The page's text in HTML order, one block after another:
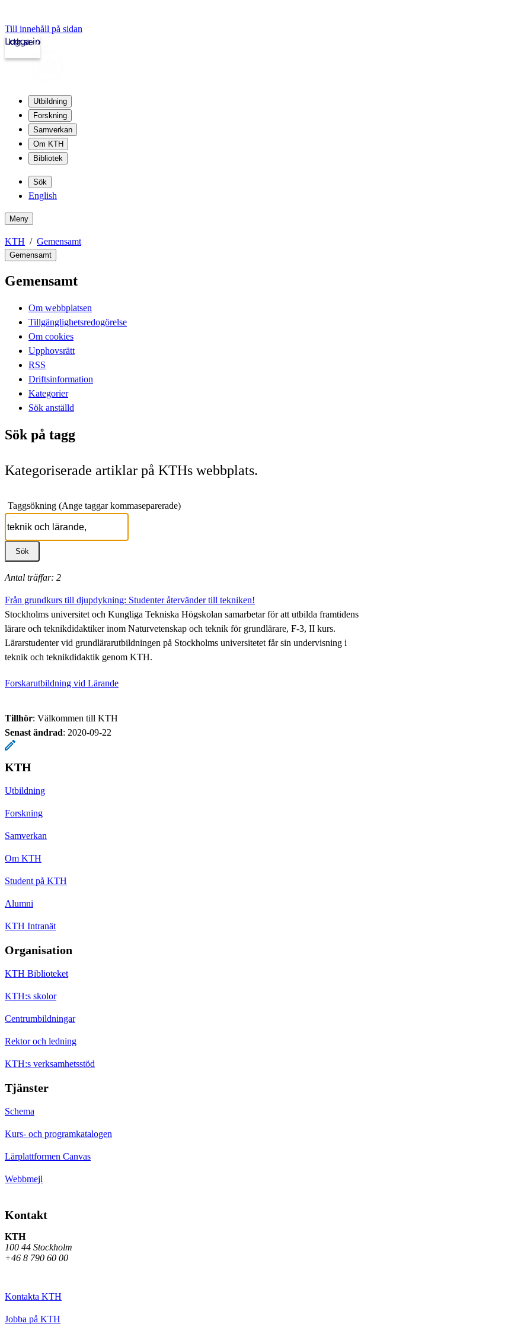
Till innehåll på sidan
kth.se
Logga in
Utbildning
Forskning
Samverkan
Om KTH
Bibliotek
Sök
English
Meny
KTH Gemensamt
Gemensamt
Gemensamt
Om webbplatsen
Tillgänglighetsredogörelse
Om cookies
Upphovsrätt
RSS
Driftsinformation
Kategorier
Sök anställd
Sök på tagg
Kategoriserade artiklar på KTHs webbplats.
Taggsökning (Ange taggar kommaseparerade)
Antal träffar: 2
Från grundkurs till djupdykning: Studenter återvänder till tekniken!
Stockholms universitet och Kungliga Tekniska Högskolan samarbetar för att utbilda framtidens
lärare och teknikdidaktiker inom Naturvetenskap och teknik för grundlärare, F-3, II kurs.
Lärarstudenter vid grundlärarutbildningen på Stockholms universitetet får sin undervisning i
teknik och teknikdidaktik genom KTH.
Forskarutbildning vid Lärande
Tillhör: Välkommen till KTH
Senast ändrad: 2020-09-22
KTH
Utbildning
Forskning
Samverkan
Om KTH
Student på KTH
Alumni
KTH Intranät
Organisation
KTH Biblioteket
KTH:s skolor
Centrumbildningar
Rektor och ledning
KTH:s verksamhetsstöd
Tjänster
Schema
Kurs- och programkatalogen
Lärplattformen Canvas
Webbmejl
Kontakt
KTH
100 44 Stockholm
+46 8 790 60 00
Kontakta KTH
Jobba på KTH